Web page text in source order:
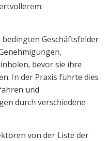
Geschäftsfelder
bevor sie ihre
In der Praxis führte dies
und
durch verschiedene
von der Liste der